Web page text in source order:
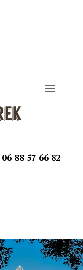
06 88 57 66 82